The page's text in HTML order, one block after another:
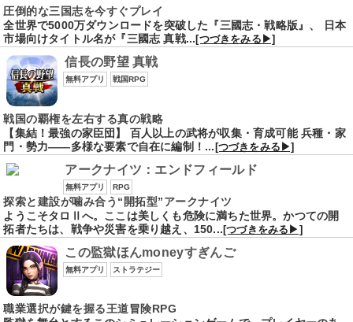
圧倒的な三国志を今すぐプレイ
全世界で5000万ダウンロードを突破した『三國志・戦略版』、 日本
市場向けタイトル名が『三國志 真戦...[つづきをみる▶]
信長の野望 真戦
無料アプリ 戦国RPG
戦国の覇権を左右する真の戦略
【集結！最強の家臣団】 百人以上の武将が収集・育成可能 兵種・家
門・勢力――多様な要素で自在に編制！...[つづきをみる▶]
アークナイツ：エンドフィールド
無料アプリ RPG
探索と建設が噛み合う“開拓型”アークナイツ
ようこそタロⅡへ。ここは美しくも危険に満ちた世界。かつての開
拓者たちは、戦争や災害を乗り越え、150...[つづきをみる▶]
この監獄ほんmoneyすぎんご
無料アプリ ストラテジー
職業選択が鍵を握る王道冒険RPG